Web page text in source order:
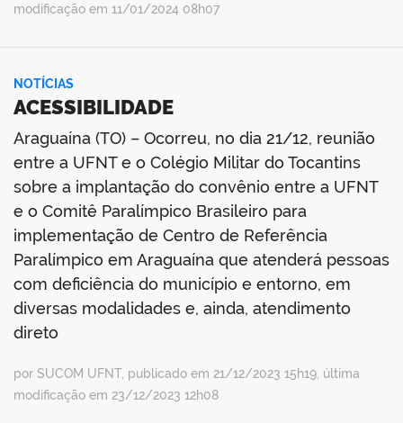
modificação em 11/01/2024 08h07
NOTÍCIAS
ACESSIBILIDADE
Araguaína (TO) – Ocorreu, no dia 21/12, reunião
entre a UFNT e o Colégio Militar do Tocantins
sobre a implantação do convênio entre a UFNT
e o Comitê Paralímpico Brasileiro para
implementação de Centro de Referência
Paralímpico em Araguaína que atenderá pessoas
com deficiência do município e entorno, em
diversas modalidades e, ainda, atendimento
direto
por SUCOM UFNT, publicado em 21/12/2023 15h19, última
modificação em 23/12/2023 12h08